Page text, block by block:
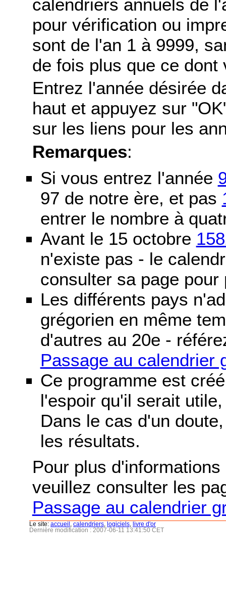
calendriers annuels de
pour vérification ou
sont de l'an 1 à 9999,
de fois plus que ce dont
Entrez l'année désirée
haut et appuyez sur
sur les liens pour les
Remarques:
Si vous entrez l'année
97 de notre ère, et pas
entrer le nombre à
Avant le 15 octobre
n'existe pas - le
consulter sa page pour
Les différents pays
grégorien en même
d'autres au 20e -
Passage au calendrier
Ce programme est
l'espoir qu'il serait
Dans le cas d'un
les résultats.
Pour plus
veuillez consulter les
Passage au calendrier
Le site: accueil calendriers logiciels
livre d'or
Dernière modification : 2007-06-11 13:41:50 CET